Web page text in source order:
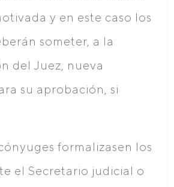
y en este caso los
someter, a la
del Juez, nueva
su aprobación, si
formalizasen los
el Secretario judicial o